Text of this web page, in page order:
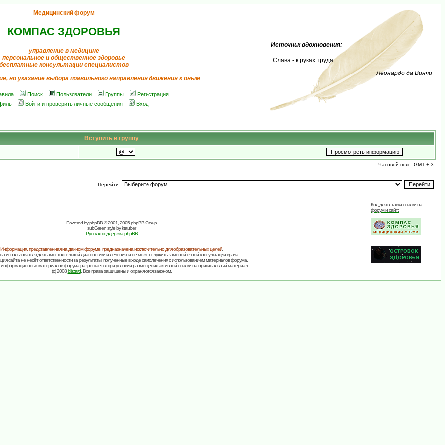
Медицинский форум
КОМПАС ЗДОРОВЬЯ
управление в медицине
персональное и общественное здоровье
бесплатные консультации специалистов
но указание выбора правильного направления движения к оным
Поиск Пользователи Группы
Регистрация
Войти и проверить личные сообщения Вход
Источник вдохновения:
Слава - в руках труда.
Леонардо да Винчи
Вступить в группу
Часовой пояс: GMT + 3
Перейти:
Powered byphpBB© 2001, 2005 phpBB Group
subGreen style byktauber
Русская поддержка phpBB
Код для вставки ссылки на
форум и сайт:
Информация, представленная на данном форуме, предназначена исключительно для образовательных целей,
использоваться для самостоятельной диагностики и лечения, и не может служить заменой очной консультации врача.
сайта не несёт ответственности за результаты, полученные в ходе самолечения с использованием материалов форума.
информационных материалов форума разрешается при условии размещения активной ссылки на оригинальный материал.
(c) 2008blizzard. Все права защищены и охраняются законом.